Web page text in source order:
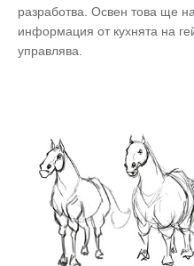
разработва. Oсвен това ще
информация от кухнята на
управлява.